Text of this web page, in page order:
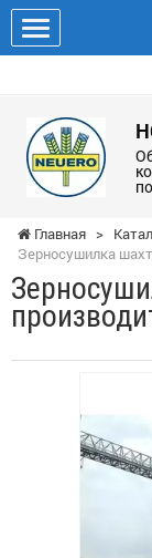
Главная >
Зерносушилка